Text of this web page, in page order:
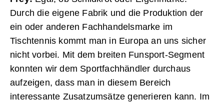
Durch die eigene Fabrik und die Produktion der
ein oder anderen Fachhandelsmarke im
Tischtennis kommt man in Europa an uns sicher
nicht vorbei. Mit dem breiten Funsport-Segment
konnten wir dem Sportfachhändler durchaus
aufzeigen, dass man in diesem Bereich
interessante Zusatzumsätze generieren kann. Im